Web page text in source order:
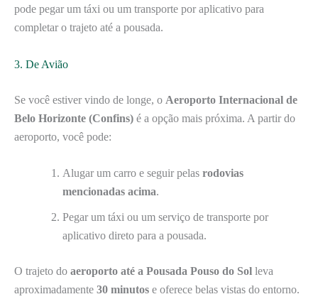
pode pegar um táxi ou um transporte por aplicativo para
completar o trajeto até a pousada.
3. De Avião
Se você estiver vindo de longe, o Aeroporto Internacional de
Belo Horizonte (Confins) é a opção mais próxima. A partir do
aeroporto, você pode:
Alugar um carro e seguir pelas rodovias
mencionadas acima.
Pegar um táxi ou um serviço de transporte por
aplicativo direto para a pousada.
O trajeto do aeroporto até a Pousada Pouso do Sol leva
aproximadamente 30 minutos e oferece belas vistas do entorno.